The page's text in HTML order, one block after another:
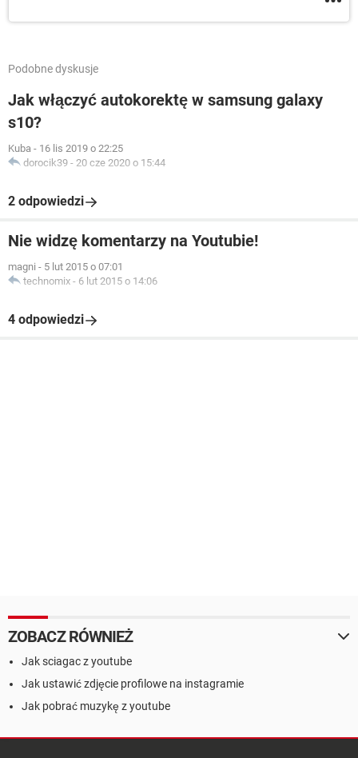
Podobne dyskusje
Jak włączyć autokorektę w samsung galaxy
s10?
Kuba - 16 lis 2019 o 22:25
dorocik39 - 20 cze 2020 o 15:44
2 odpowiedzi
Nie widzę komentarzy na Youtubie!
magni - 5 lut 2015 o 07:01
technomix - 6 lut 2015 o 14:06
4 odpowiedzi
ZOBACZ RÓWNIEŻ
Jak sciagac z youtube
Jak ustawić zdjęcie profilowe na instagramie
Jak pobrać muzykę z youtube